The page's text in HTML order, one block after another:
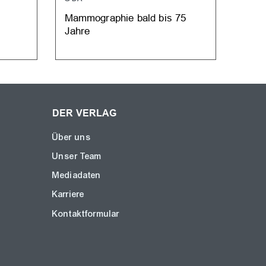
Mammographie bald bis 75
Jahre
DER VERLAG
Über uns
Unser Team
Mediadaten
Karriere
Kontaktformular